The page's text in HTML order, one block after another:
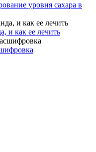
уровня сахара в
и как ее лечить